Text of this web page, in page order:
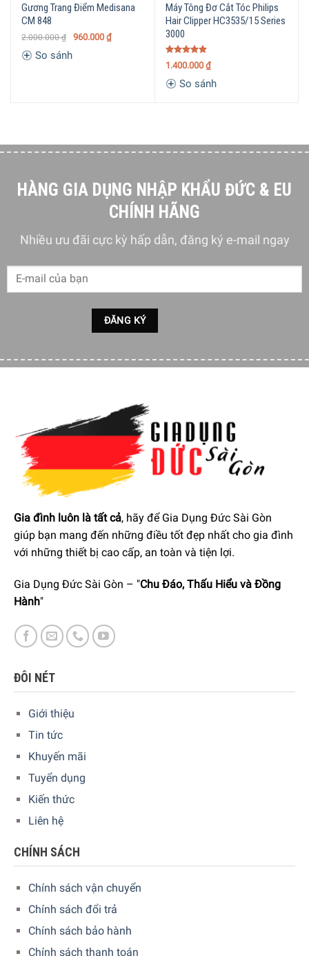
Sử dụng điều chỉnh zoom để chọn 28 độ dài lưỡi cắt 0.5
hoặc tạo kiểu cho râu của bạn đúng ý hơn.
Thời gian hoạt động lên đến 90 phút mà không cần dây
động lên đến 90 phút sau 1 giờ sạc. Điều này đảm bảo
hiệu suất tối đa và linh hoạt.
100% có thể rửa để làm sạch nhanh chóng và dễ dàng
Tông đơ cắt tóc không thấm nước và có thể được làm sạch
sạch thiết bị kỹ lưỡng và chỉ với nước để máy cắt tóc luôn
hoạt động như ngày đầu tiên.
Chế độ Turbo để cải thiện hiệu suất khi cắt tóc dày hơn
Nhấn nút chế độ turbo sẽ tăng tốc độ của động cơ để cắt
Tay cầm tiện dụng để thoải mái và kiểm soát hơn
biệt và tay cầm đảm bảo rằng bạn có thể dễ dàng di
Gương Trang Điểm Medisana
CM 848
2.000.000₫ 960.000 ₫
So sánh
Máy Tông Đơ Cắt Tóc Philips
Hair Clipper HC3535/15 Series
3000
Được xếp
hạng5.00
5 sao
1.400.000 ₫
So sánh
HÀNG GIA DỤNG NHẬP KHẨU ĐỨC & EU
CHÍNH HÃNG
Nhiều ưu đãi cực kỳ hấp dẫn, đăng ký e-mail ngay
Gia đình luôn là tất cả, hãy để Gia Dụng Đức Sài Gòn
giúp bạn mang đến những điều tốt đẹp nhất cho gia đình
với những thiết bị cao cấp, an toàn và tiện lợi.
Gia Dụng Đức Sài Gòn – "Chu Đáo, Thấu Hiểu và Đồng
Hành"
ĐÔI NÉT
Giới thiệu
Tin tức
Khuyến mãi
Tuyển dụng
Kiến thức
Liên hệ
CHÍNH SÁCH
Chính sách vận chuyển
Chính sách đổi trả
Chính sách bảo hành
Chính sách thanh toán